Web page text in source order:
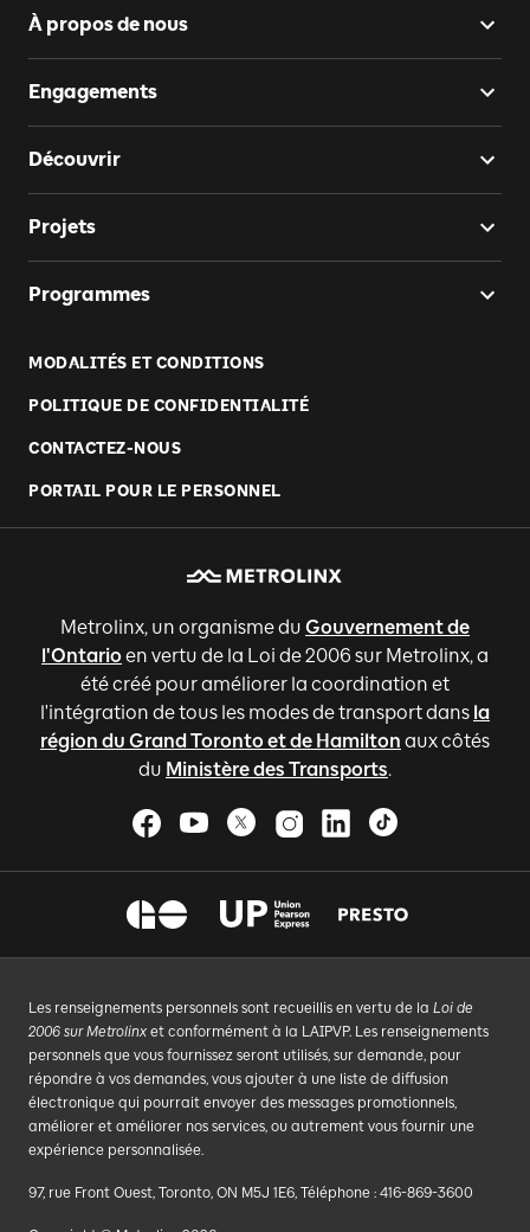
À propos de nous
Engagements
Découvrir
Projets
Programmes
MODALITÉS ET CONDITIONS
POLITIQUE DE CONFIDENTIALITÉ
CONTACTEZ-NOUS
PORTAIL POUR LE PERSONNEL
Metrolinx, un organisme du Gouvernement de
l'Ontario en vertu de la Loi de 2006 sur Metrolinx, a
été créé pour améliorer la coordination et
l'intégration de tous les modes de transport dans la
région du Grand Toronto et de Hamilton aux côtés
du Ministère des Transports.
Les renseignements personnels sont recueillis en vertu de la Loi de
2006 sur Metrolinx et conformément à la LAIPVP. Les renseignements
personnels que vous fournissez seront utilisés, sur demande, pour
répondre à vos demandes, vous ajouter à une liste de diffusion
électronique qui pourrait envoyer des messages promotionnels,
améliorer et améliorer nos services, ou autrement vous fournir une
expérience personnalisée.
97, rue Front Ouest, Toronto, ON M5J 1E6, Téléphone : 416-869-3600